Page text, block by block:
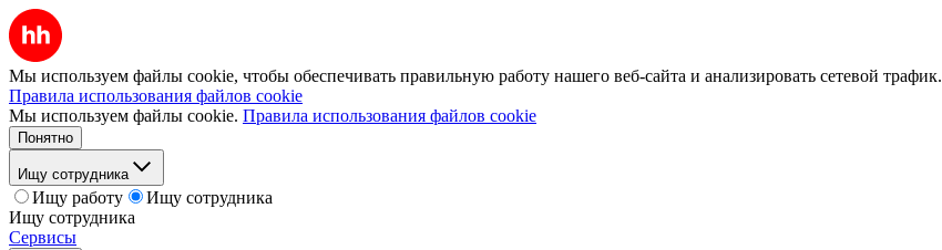
Мы используем файлы cookie, чтобы обеспечивать правильную работу нашего веб-сайта и анализировать сетевой трафик.
Правила использования файлов cookie
Мы используем файлы cookie. Правила использования файлов cookie
Понятно
Ищу сотрудника
Ищу работу
Ищу сотрудника
Ищу сотрудника
Сервисы